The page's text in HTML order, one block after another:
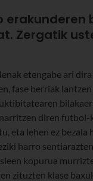
Zergatik
etengabe ari
fase berriak
diren
eta lehen ez
harro
kopurua
zituzten klase